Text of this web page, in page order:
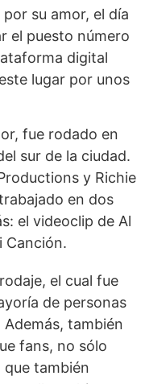
su amor, el día
el puesto número
digital
lugar por unos
fue rodado en
sur de la ciudad.
y Richie
en dos
el videoclip de Al
Canción.
el cual fue
de personas
también
fans, no sólo
que también